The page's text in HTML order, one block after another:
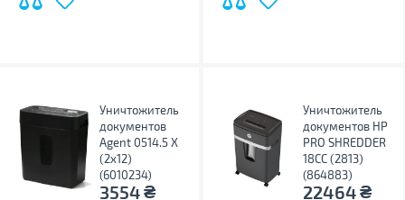
Уничтожитель
документов
Agent 0514.5 X
(2x12)
(6010234)
3554₴
Уничтожитель
документов HP
PRO SHREDDER
18CC (2813)
(864883)
22464₴